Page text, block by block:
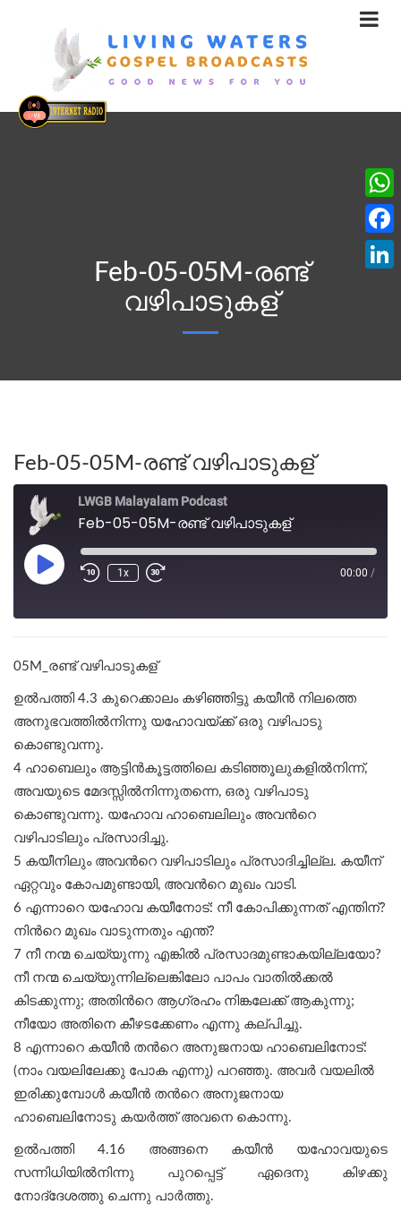
Feb-05-05M-രണ്ട്
വഴിപാടുകള്
Feb-05-05M-രണ്ട് വഴിപാടുകള്
LWGB Malayalam Podcast
Feb-05-05M-രണ്ട് വഴിപാടുകള്
1x 00:00 /
05M_രണ്ട് വഴിപാടുകള്
ഉല്‍പത്തി 4.3 കുറെക്കാലം കഴിഞ്ഞിട്ടു കയീൻ നിലത്തെ
അനുഭവത്തിൽനിന്നു യഹോവയ്ക്ക് ഒരു വഴിപാടു
കൊണ്ടുവന്നു.
4 ഹാബെലും ആട്ടിൻകൂട്ടത്തിലെ കടിഞ്ഞൂലുകളിൽനിന്ന്,
അവയുടെ മേദസ്സിൽനിന്നുതന്നെ, ഒരു വഴിപാടു
കൊണ്ടുവന്നു. യഹോവ ഹാബെലിലും അവന്‍റെ
വഴിപാടിലും പ്രസാദിച്ചു.
5 കയീനിലും അവന്‍റെ വഴിപാടിലും പ്രസാദിച്ചില്ല. കയീന്
ഏറ്റവും കോപമുണ്ടായി, അവന്‍റെ മുഖം വാടി.
6 എന്നാറെ യഹോവ കയീനോട്: നീ കോപിക്കുന്നത് എന്തിന്?
നിന്‍റെ മുഖം വാടുന്നതും എന്ത്?
7 നീ നന്മ ചെയ്യുന്നു എങ്കിൽ പ്രസാദമുണ്ടാകയില്ലയോ?
നീ നന്മ ചെയ്യുന്നില്ലെങ്കിലോ പാപം വാതിൽക്കൽ
കിടക്കുന്നു; അതിന്‍റെ ആഗ്രഹം നിങ്കലേക്ക് ആകുന്നു;
നീയോ അതിനെ കീഴടക്കേണം എന്നു കല്പിച്ചു.
8 എന്നാറെ കയീൻ തന്‍റെ അനുജനായ ഹാബെലിനോട്:
(നാം വയലിലേക്കു പോക എന്നു) പറഞ്ഞു. അവർ വയലിൽ
ഇരിക്കുമ്പോൾ കയീൻ തന്‍റെ അനുജനായ
ഹാബെലിനോടു കയർത്ത് അവനെ കൊന്നു.
ഉല്‍പത്തി 4.16 അങ്ങനെ കയീൻ യഹോവയുടെ
സന്നിധിയിൽനിന്നു പുറപ്പെട്ട് ഏദെനു കിഴക്കു
നോദ്‍ദേശത്തു ചെന്നു പാർത്തു.